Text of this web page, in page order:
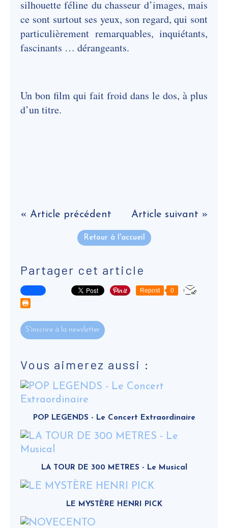
silhouette féline du chasseur d’images, mais
ce sont surtout ses yeux, son regard, qui sont
particulièrement remarquables, inquiétants,
fascinants … dérangeants.
Un bon film qui fait froid dans le dos, à plus
d’un titre.
« Article précédent Article suivant »
Retour à l'accueil
Partager cet article
Repost 0
S'inscrire à la newsletter
Vous aimerez aussi :
POP LEGENDS - Le Concert Extraordinaire
LA TOUR DE 300 METRES - Le Musical
LE MYSTÈRE HENRI PICK